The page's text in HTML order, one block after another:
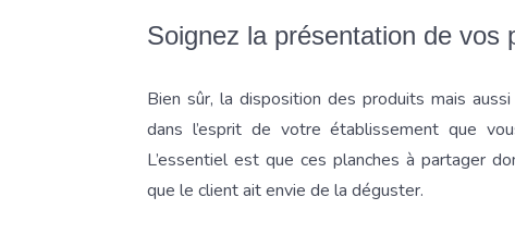
Soignez la présentation de vos
Bien sûr, la disposition des produits mais
dans l’esprit de votre établissement que
L’essentiel est que ces planches à partager
que le client ait envie de la déguster.